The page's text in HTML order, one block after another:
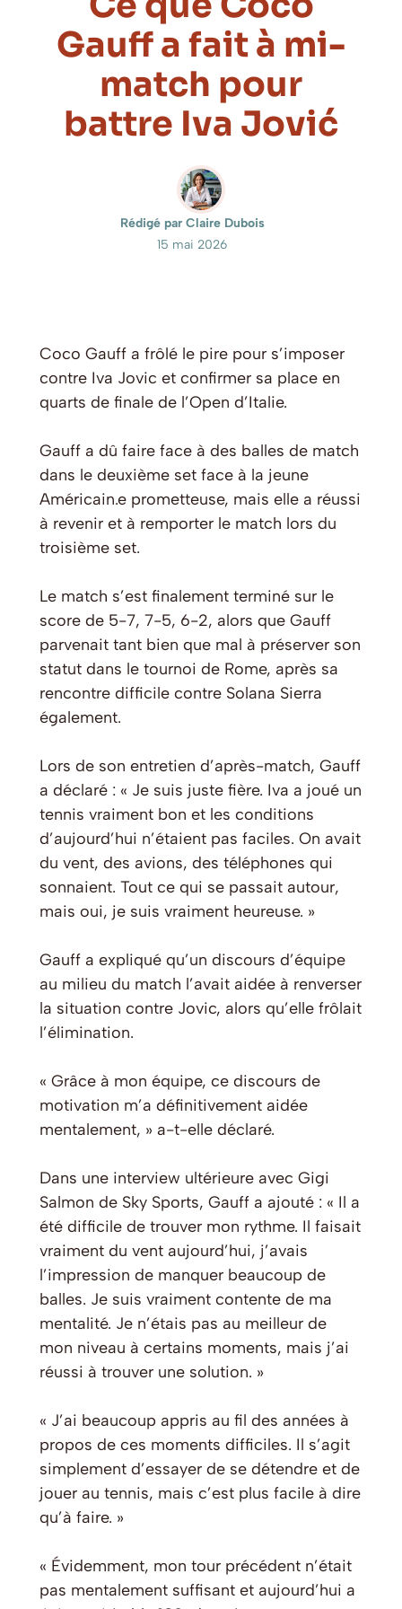
Gauff a fait à mi-
match pour
battre Iva Jović
Rédigé par Claire Dubois
15 mai 2026
Coco Gauff a frôlé le pire pour s’imposer
contre Iva Jovic et confirmer sa place en
quarts de finale de l’Open d’Italie.
Gauff a dû faire face à des balles de match
dans le deuxième set face à la jeune
Américain.e prometteuse, mais elle a réussi
à revenir et à remporter le match lors du
troisième set.
Le match s’est finalement terminé sur le
score de 5-7, 7-5, 6-2, alors que Gauff
parvenait tant bien que mal à préserver son
statut dans le tournoi de Rome, après sa
rencontre difficile contre Solana Sierra
également.
Lors de son entretien d’après-match, Gauff
a déclaré : « Je suis juste fière. Iva a joué un
tennis vraiment bon et les conditions
d’aujourd’hui n’étaient pas faciles. On avait
du vent, des avions, des téléphones qui
sonnaient. Tout ce qui se passait autour,
mais oui, je suis vraiment heureuse. »
Gauff a expliqué qu’un discours d’équipe
au milieu du match l’avait aidée à renverser
la situation contre Jovic, alors qu’elle frôlait
l’élimination.
« Grâce à mon équipe, ce discours de
motivation m’a définitivement aidée
mentalement, » a-t-elle déclaré.
Dans une interview ultérieure avec Gigi
Salmon de Sky Sports, Gauff a ajouté : « Il a
été difficile de trouver mon rythme. Il faisait
vraiment du vent aujourd’hui, j’avais
l’impression de manquer beaucoup de
balles. Je suis vraiment contente de ma
mentalité. Je n’étais pas au meilleur de
mon niveau à certains moments, mais j’ai
réussi à trouver une solution. »
« J’ai beaucoup appris au fil des années à
propos de ces moments difficiles. Il s’agit
simplement d’essayer de se détendre et de
jouer au tennis, mais c’est plus facile à dire
qu’à faire. »
« Évidemment, mon tour précédent n’était
pas mentalement suffisant et aujourd’hui a